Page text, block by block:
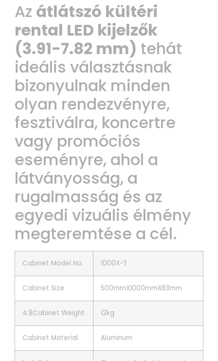
Az átlátszó kültéri
rental LED kijelzők
(3.91-7.82 mm) tehát
ideális választásnak
bizonyulnak minden
olyan rendezvényre,
fesztiválra, koncertre
vagy promóciós
eseményre, ahol a
látványosság, a
rugalmasság és az
egyedi vizuális élmény
megteremtése a cél.
Cabinet Model No. 1000X-T
Cabinet Size 500mmX1000mmX83mm
4.8Cabinet Weight 12kg
Cabinet Material Aluminum